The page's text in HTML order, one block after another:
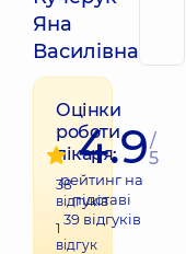
Яна
Василівна
Оцінки
роботи
лікаря:
38
відгуків
1
відгук
4.9/
5
рейтинг на
підставі
39відгуків